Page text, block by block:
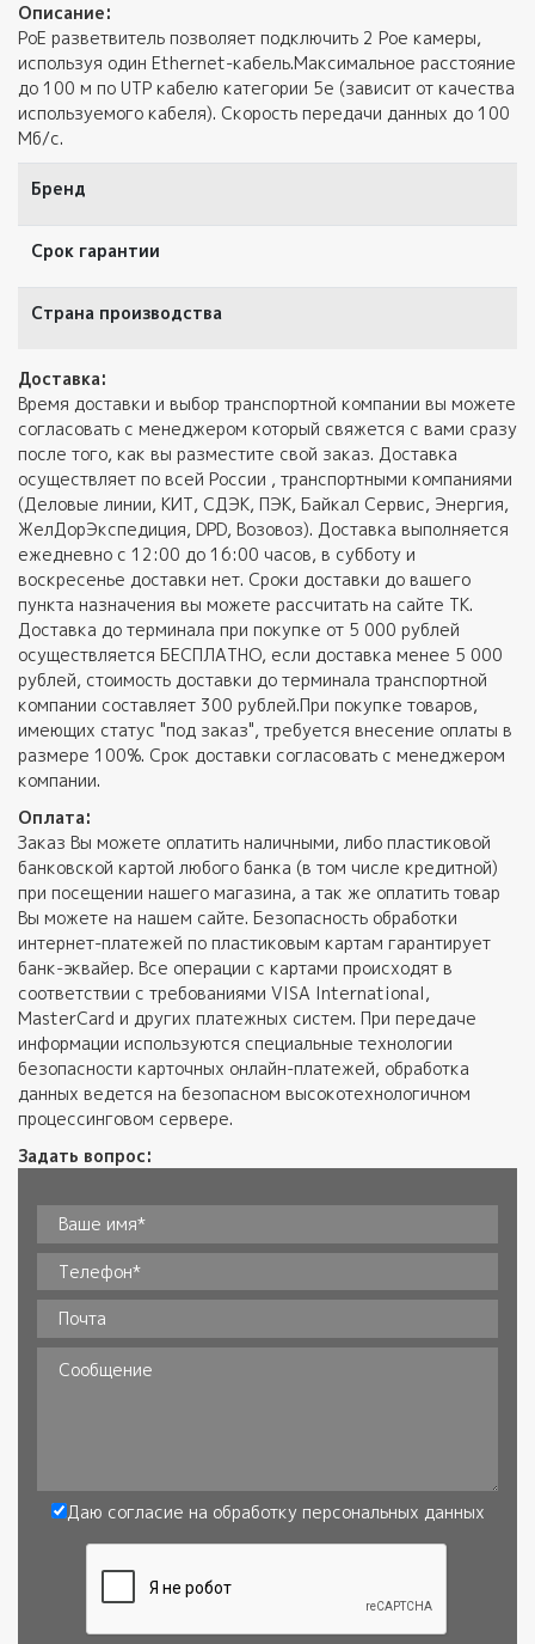
Описание:
PoE разветвитель позволяет подключить 2 Poe камеры,
используя один Ethernet-кабель.Максимальное расстояние
до 100 м по UTP кабелю категории 5e (зависит от качества
используемого кабеля). Скорость передачи данных до 100
Мб/с.
Бренд
Срок гарантии
Страна производства
Доставка:
Время доставки и выбор транспортной компании вы можете
согласовать с менеджером который свяжется с вами сразу
после того, как вы разместите свой заказ. Доставка
осуществляет по всей России , транспортными компаниями
(Деловые линии, КИТ, СДЭК, ПЭК, Байкал Сервис, Энергия,
ЖелДорЭкспедиция, DPD, Возовоз). Доставка выполняется
ежедневно с 12:00 до 16:00 часов, в субботу и
воскресенье доставки нет. Сроки доставки до вашего
пункта назначения вы можете рассчитать на сайте ТК.
Доставка до терминала при покупке от 5 000 рублей
осуществляется БЕСПЛАТНО, если доставка менее 5 000
рублей, стоимость доставки до терминала транспортной
компании составляет 300 рублей.При покупке товаров,
имеющих статус "под заказ", требуется внесение оплаты в
размере 100%. Срок доставки согласовать с менеджером
компании.
Оплата:
Заказ Вы можете оплатить наличными, либо пластиковой
банковской картой любого банка (в том числе кредитной)
при посещении нашего магазина, а так же оплатить товар
Вы можете на нашем сайте. Безопасность обработки
интернет-платежей по пластиковым картам гарантирует
банк-эквайер. Все операции с картами происходят в
соответствии с требованиями VISA International,
MasterCard и других платежных систем. При передаче
информации используются специальные технологии
безопасности карточных онлайн-платежей, обработка
данных ведется на безопасном высокотехнологичном
процессинговом сервере.
Задать вопрос:
Ваше имя**
Телефон*
Почта
Сообщение
Даю согласие на обработку персональных данных